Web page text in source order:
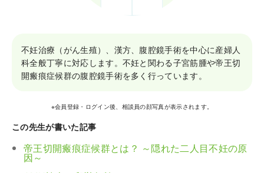
不妊治療（がん生殖）、漢方、腹腔鏡手術を中心に産婦人
科全般丁寧に対応します。不妊と関わる子宮筋腫や帝王切
開瘢痕症候群の腹腔鏡手術を多く行っています。
※会員登録・ログイン後、相談員の顔写真が表示されます。
この先生が書いた記事
帝王切開瘢痕症候群とは？ ～隠れた二人目不妊の原
因～